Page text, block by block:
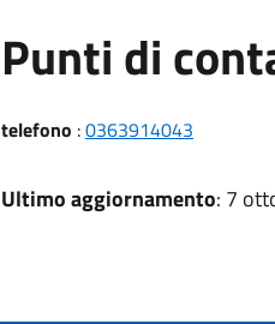
Punti di
telefono :0363914043
Ultimo aggiornamento: 7